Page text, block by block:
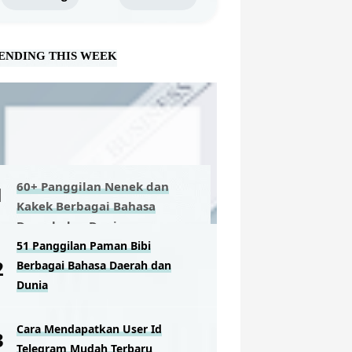
THIS WEEK
60+ Panggilan Nenek dan
Kakek Berbagai Bahasa
Daerah dan Dunia
51 Panggilan Paman Bibi
Berbagai Bahasa Daerah dan
Dunia
Cara Mendapatkan User Id
Telegram Mudah Terbaru